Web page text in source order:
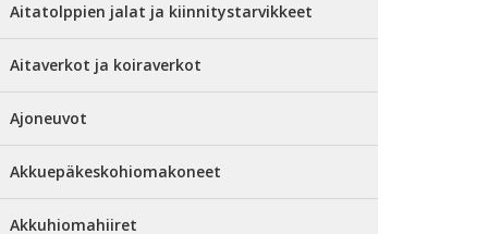
Aitatolppien jalat ja kiinnitystarvikkeet
Aitaverkot ja koiraverkot
Ajoneuvot
Akkuepäkeskohiomakoneet
Akkuhiomahiiret